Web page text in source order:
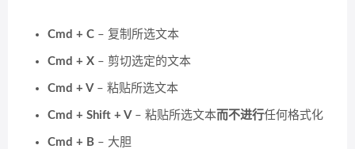
Cmd + C – 复制所选文本
Cmd + X – 剪切选定的文本
Cmd + V – 粘贴所选文本
Cmd + Shift + V – 粘贴所选文本而不进行任何格式化
Cmd + B – 大胆